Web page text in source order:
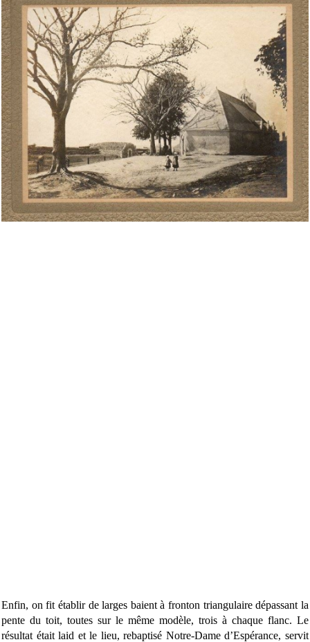
Enfin, on fit établir de larges baient à fronton triangulaire dépassant la
pente du toit, toutes sur le même modèle, trois à chaque flanc. Le
résultat était laid et le lieu, rebaptisé Notre-Dame d’Espérance, servit